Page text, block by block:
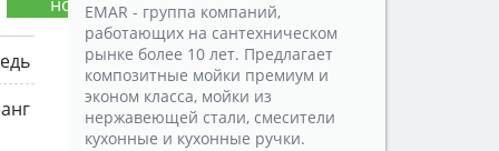
EMAR - группа компаний,
работающих на сантехническом
рынке более 10 лет. Предлагает
композитные мойки премиум и
эконом класса, мойки из
нержавеющей стали, смесители
кухонные и кухонные ручки.